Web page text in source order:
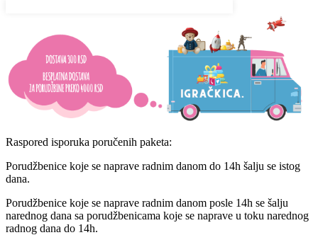
Raspored isporuka poručenih paketa:
Porudžbenice koje se naprave radnim danom do 14h šalju se istog
dana.
Porudžbenice koje se naprave radnim danom posle 14h se šalju
narednog dana sa porudžbenicama koje se naprave u toku narednog
radnog dana do 14h.